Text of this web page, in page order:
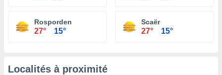
Rosporden
27° 15°
Scaër
27° 15°
Localités à proximité